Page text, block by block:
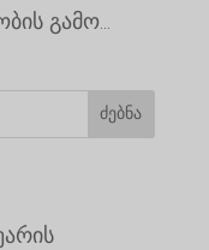
გამო...
ძებნა